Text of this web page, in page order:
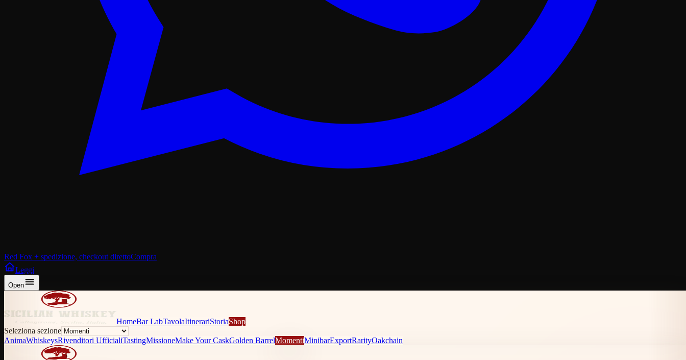
Red Fox + spedizione, checkout direttoCompra
Leggi
Open
HomeBar LabTavolaItinerariStoriaShop
Seleziona sezione
AnimaWhiskeysRivenditori UfficialiTastingMissioneMake Your CaskGolden BarrelMomentiMinibarExportRarityOakchain